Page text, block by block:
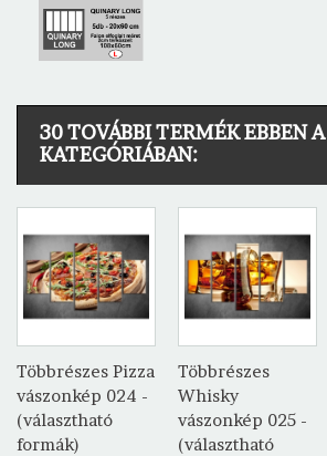
30 TOVÁBBI TERMÉK EBBEN A
KATEGÓRIÁBAN:
Többrészes Pizza
vászonkép 024 -
(választható
formák)
Többrészes
Whisky
vászonkép 025 -
(választható